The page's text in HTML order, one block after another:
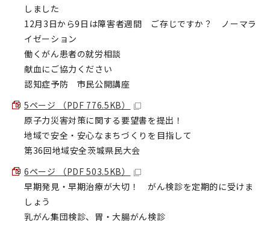
しました
12月3日から9日は障害者週間 ご存じですか？ ノーマラ
イゼーション
働くがん患者の就労相談
献血にご協力ください
認知症予防 市民公開講座
5ページ （PDF 776.5KB）
原子力災害対策に関する要望書を提出！
地域で安全・安心なまちづくりを目指して
第36回地域安全茨城県民大会
6ページ （PDF 503.5KB）
早期発見・早期治療が大切！ がん検診を定期的に受けま
しょう
乳がん集団検診、胃・大腸がん検診